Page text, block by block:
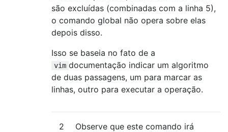
são excluídas (combinadas com a linha 5), ​​
o comando global não opera sobre elas
depois disso.
Isso se baseia no fato de a
vim documentação indicar um algoritmo
de duas passagens, um para marcar as
linhas, outro para executar a operação.
2
Observe que este comando irá